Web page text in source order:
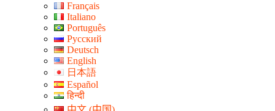
Français
Italiano
Português
Русский
Deutsch
English
日本語
Español
हिन्दी